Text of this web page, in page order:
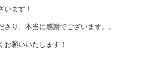
います！
り、本当に感謝でございます。。
願いいたします！